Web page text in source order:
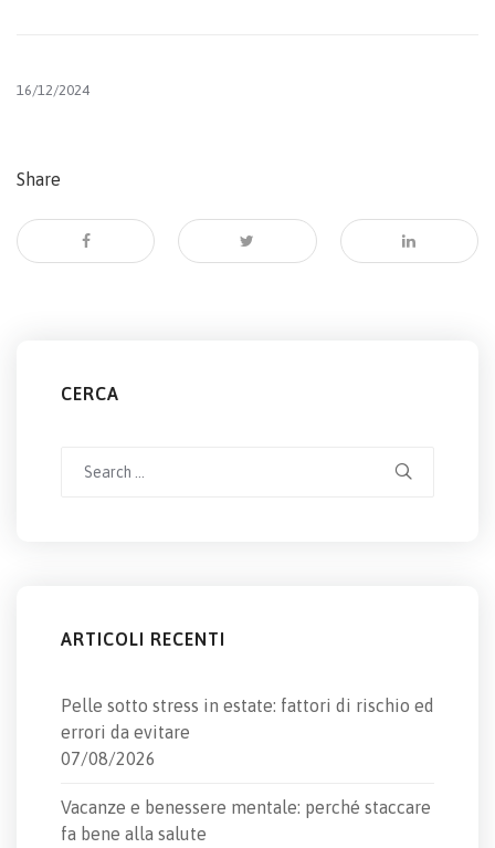
16/12/2024
Share
CERCA
ARTICOLI RECENTI
Pelle sotto stress in estate: fattori di rischio ed
errori da evitare
07/08/2026
Vacanze e benessere mentale: perché staccare
fa bene alla salute